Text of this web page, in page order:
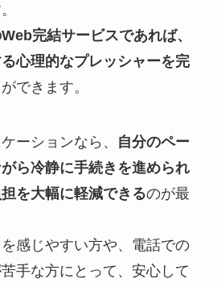
完結サービスであれば、
心理的なプレッシャーを完
できます。
ーションなら、
自分のペー
ら冷静に手続きを進められ
を大幅に軽減できるのが最
感じやすい方や、電話での
手な方にとって、安心して